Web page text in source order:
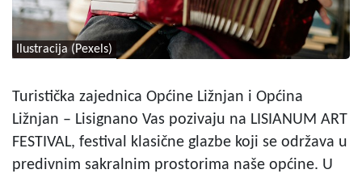
Ilustracija (Pexels)
Turistička zajednica Općine Ližnjan i Općina
Ližnjan – Lisignano Vas pozivaju na LISIANUM ART
FESTIVAL, festival klasične glazbe koji se održava u
predivnim sakralnim prostorima naše općine. U